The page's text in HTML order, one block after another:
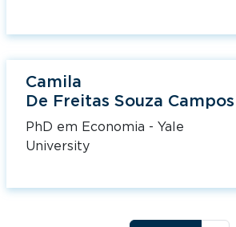
Camila
De Freitas Souza Campos
PhD em Economia - Yale
University